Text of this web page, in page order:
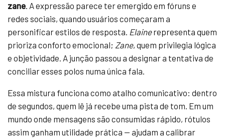
zane. A expressão parece ter emergido em fóruns e
redes sociais, quando usuários começaram a
personificar estilos de resposta. Elainerepresenta quem
prioriza conforto emocional; Zane, quem privilegia lógica
e objetividade. A junção passou a designar a tentativa de
conciliar esses polos numa única fala.
Essa mistura funciona como atalho comunicativo: dentro
de segundos, quem lê já recebe uma pista de tom. Em um
mundo onde mensagens são consumidas rápido, rótulos
assim ganham utilidade prática — ajudam a calibrar